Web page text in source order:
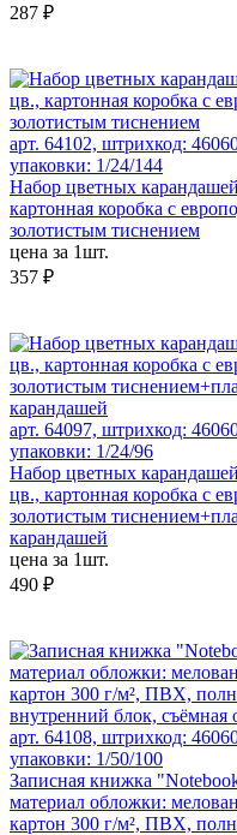
287 ₽
арт. 64102, штрихкод:
упаковки: 1/24/144
Набор цветных
картонная коробка с
золотистым тиснением
цена за 1шт.
357 ₽
арт. 64097, штрихкод:
упаковки: 1/24/96
Набор цветных
цв., картонная коробка с
золотистым
карандашей
цена за 1шт.
490 ₽
арт. 64108, штрихкод:
упаковки: 1/50/100
Записная книжка
материал обложки:
картон 300 г/м², ПВХ,